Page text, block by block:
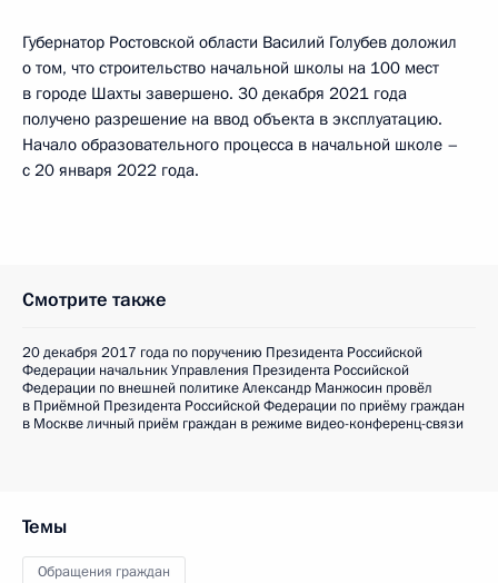
Губернатор Ростовской области Василий Голубев доложил
о том, что строительство начальной школы на 100 мест
в городе Шахты завершено. 30 декабря 2021 года
получено разрешение на ввод объекта в эксплуатацию.
Начало образовательного процесса в начальной школе –
с 20 января 2022 года.
Смотрите также
20 декабря 2017 года по поручению Президента Российской
Федерации начальник Управления Президента Российской
Федерации по внешней политике Александр Манжосин провёл
в Приёмной Президента Российской Федерации по приёму граждан
в Москве личный приём граждан в режиме видео-конференц-связи
Темы
Обращения граждан